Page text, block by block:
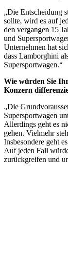
„Die Entscheidung
sollte, wird es auf
den vergangen 15
und
Unternehmen hat
dass Lamborghini
Supersportwagen.“
Wie würden Sie
Konzern
„Die
Supersportwagen
Allerdings geht es
gehen. Vielmehr
Insbesondere geht
Auf jeden Fall
zurückgreifen und